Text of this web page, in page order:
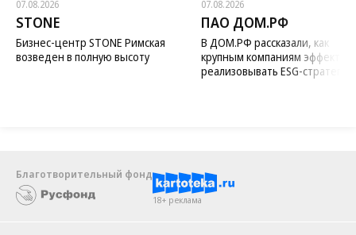
07.08.2026
STONE
Бизнес-центр STONE Римская
возведен в полную высоту
07.08.2026
ПАО ДОМ.РФ
В ДОМ.РФ рассказали, как
крупным компаниям
реализовывать ESG-стратегию
Благотворительный фонд
18+ реклама